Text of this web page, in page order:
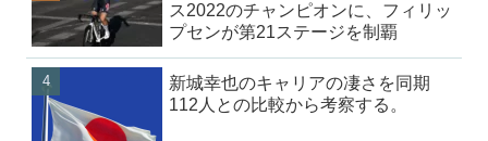
ス2022のチャンピオンに、フィリッ
プセンが第21ステージを制覇
新城幸也のキャリアの凄さを同期
112人との比較から考察する。